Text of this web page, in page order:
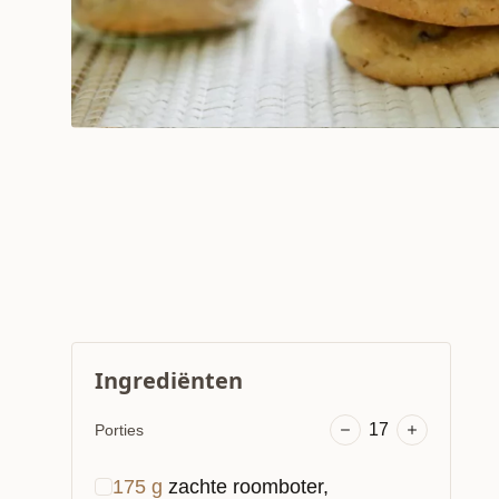
Ingrediënten
Porties 17
175 g zachte roomboter,